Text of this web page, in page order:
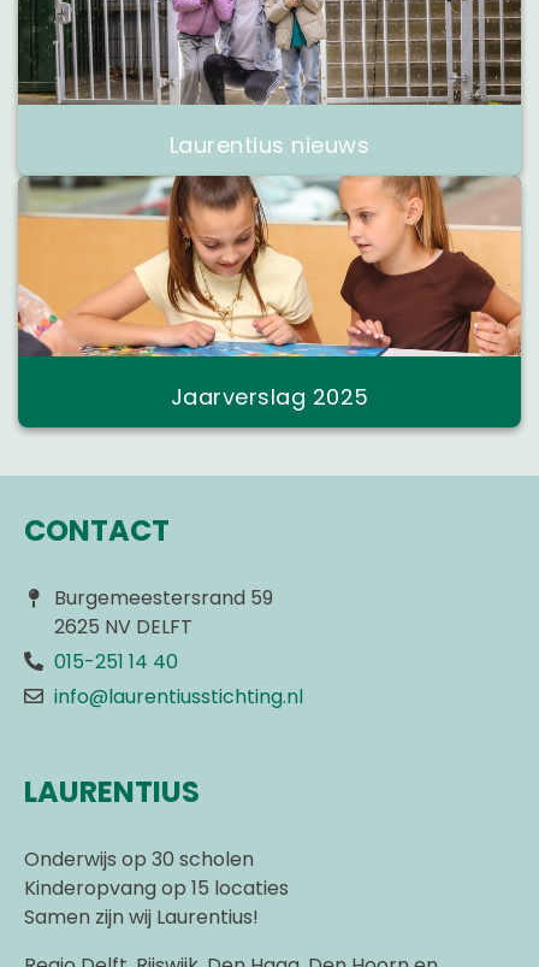
Laurentius nieuws
Jaarverslag 2025
CONTACT
Burgemeestersrand 59
2625 NV DELFT
015-251 14 40
info@laurentiusstichting.nl
LAURENTIUS
Onderwijs op 30 scholen
Kinderopvang op 15 locaties
Samen zijn wij Laurentius!